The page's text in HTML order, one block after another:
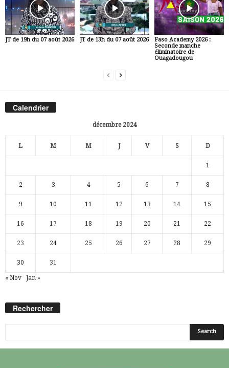
JT de 19h du 07 août 2026 JT de 13h du 07 août 2026
Faso Academy 2026 :
Seconde manche
éliminatoire de
Ouagadougou
Calendrier
décembre 2024
L M M J V S D
1
2 3 4 5 6 7 8
9 10 11 12 13 14 15
16 17 18 19 20 21 22
23 24 25 26 27 28 29
30 31
« Nov Jan »
Rechercher